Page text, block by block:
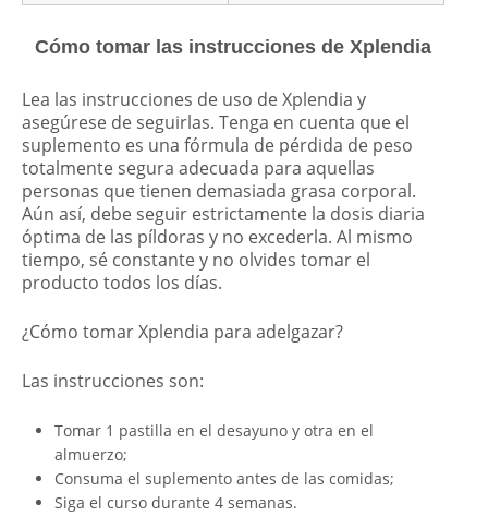
Cómo tomar las instrucciones de Xplendia
Lea las instrucciones de uso de Xplendia y
asegúrese de seguirlas. Tenga en cuenta que el
suplemento es una fórmula de pérdida de peso
totalmente segura adecuada para aquellas
personas que tienen demasiada grasa corporal.
Aún así, debe seguir estrictamente la dosis diaria
óptima de las píldoras y no excederla. Al mismo
tiempo, sé constante y no olvides tomar el
producto todos los días.
¿Cómo tomar Xplendia para adelgazar?
Las instrucciones son:
Tomar 1 pastilla en el desayuno y otra en el
almuerzo;
Consuma el suplemento antes de las comidas;
Siga el curso durante 4 semanas.